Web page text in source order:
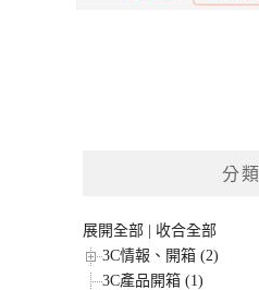
分類
展開全部
收合全部
3C情報、開箱 (2)
3C產品開箱 (1)